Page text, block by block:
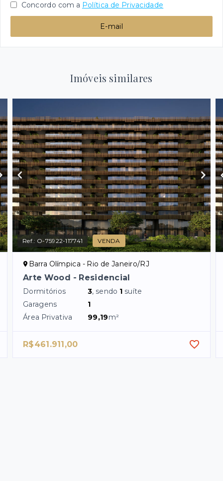
Concordo com a Política de Privacidade
E-mail
Imóveis similares
Ref.: O-75922-117741 VENDA
Barra Olímpica - Rio de Janeiro/RJ
Arte Wood - Residencial
Dormitórios 3, sendo 1 suíte
Garagens
1
Área Privativa
99,19m²
R$461.911,00